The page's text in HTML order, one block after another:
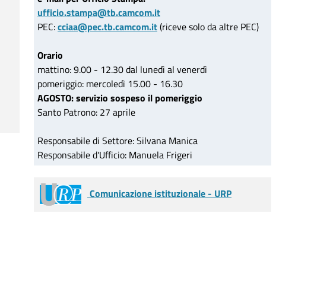
ufficio.stampa@tb.camcom.it
PEC:cciaa@pec.tb.camcom.it(riceve solo da altre PEC)
Orario
mattino: 9.00 - 12.30 dal lunedì al venerdì
pomeriggio: mercoledì 15.00 - 16.30
AGOSTO: servizio sospeso il pomeriggio
Santo Patrono: 27 aprile
Responsabile di Settore: Silvana Manica
Responsabile d'Ufficio: Manuela Frigeri
Comunicazione istituzionale - URP